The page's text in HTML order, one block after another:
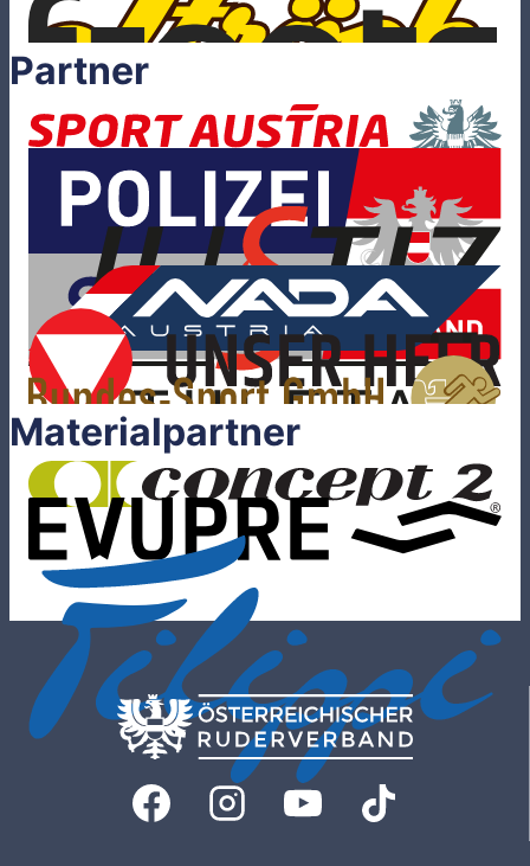
Partner
Materialpartner